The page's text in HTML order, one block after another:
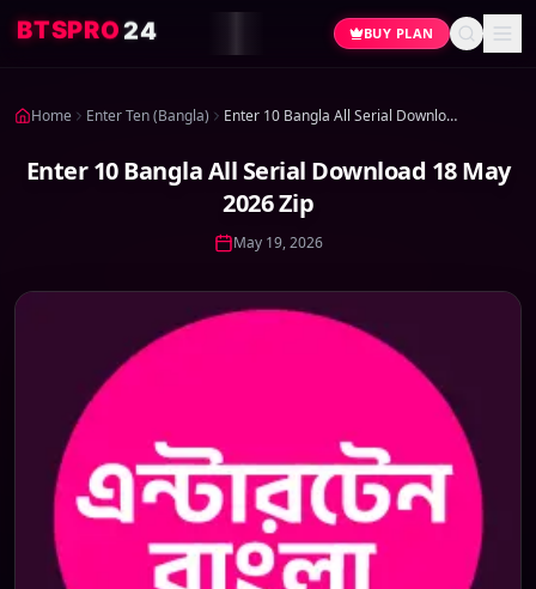
BTSPRO24 BUY PLAN
Home Enter Ten (Bangla) Enter 10 Bangla All Serial Download 18 May 2026 Zip
Enter 10 Bangla All Serial Download 18 May
2026 Zip
May 19, 2026